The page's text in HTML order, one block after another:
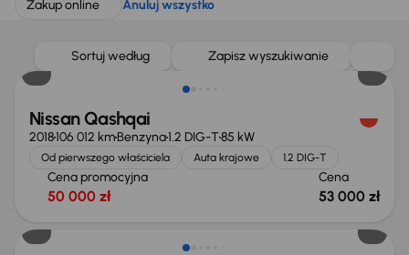
Zakup online
Anuluj wszystko
Sortuj według Zapisz wyszukiwanie
Nissan Qashqai
2018106 012 kmBenzyna1.2 DIG-T85 kW
Od pierwszego właściciela Auta krajowe 1.2 DIG-T
Cena promocyjna
50 000 zł
Cena
53 000 zł
Taniej o 1 000 zł